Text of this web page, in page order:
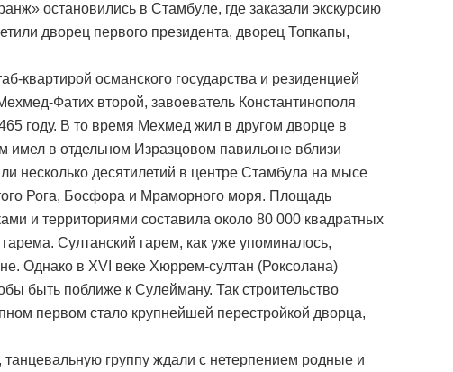
остановились в Стамбуле, где заказали экскурсию
дворец первого президента, дворец Топкапы,
квартирой османского государства и резиденцией
Фатих второй, завоеватель Константинополя
году. В то время Мехмед жил в другом дворце в
в отдельном Изразцовом павильоне вблизи
несколько десятилетий в центре Стамбула на мысе
Рога, Босфора и Мраморного моря. Площадь
и территориями составила около 80 000 квадратных
Султанский гарем, как уже упоминалось,
Однако в ХVІ веке Хюррем-султан (Роксолана)
быть поближе к Сулейману. Так строительство
первом стало крупнейшей перестройкой дворца,
группу ждали с нетерпением родные и